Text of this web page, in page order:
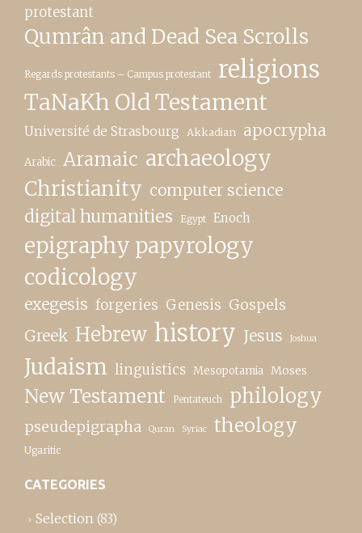
protestant
Qumrân and Dead Sea Scrolls
Regards protestants – Campus protestant religions
TaNaKh Old Testament
Université de Strasbourg Akkadian apocrypha
Arabic Aramaic archaeology
Christianity computer science
digital humanities Egypt Enoch
epigraphy papyrology
codicology
exegesis forgeries Genesis Gospels
Greek Hebrew history Jesus Joshua
Judaism linguistics Mesopotamia Moses
New Testament Pentateuch philology
pseudepigrapha Quran Syriac theology
Ugaritic
CATEGORIES
Selection (83)